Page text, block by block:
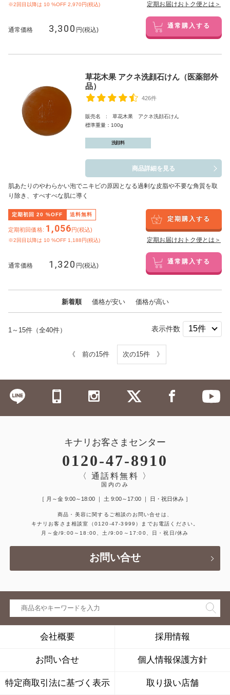
※2回目以降は 10 %OFF 2,970円(税込) 定期お届けおトク便とは＞
通常価格 3,300 円(税込) 通常購入する
草花木果 アクネ洗顔石けん（医薬部外
品）
426件
販売名 : 草花木果 アクネ洗顔石けん
標準重量：100g
洗顔料
商品詳細を見る
肌あたりのやわらかい泡でニキビの原因となる過剰な皮脂や不要な角質を取
り除き、すべすべな肌に導く
定期初回 20 %OFF 送料無料
定期初回価格: 1,056円(税込)
※2回目以降は 10 %OFF 1,188円(税込)
定期購入する
定期お届けおトク便とは＞
通常価格 1,320 円(税込) 通常購入する
新着順 価格が安い 価格が高い
1～15件（全40件） 表示件数
《 前の15件 次の15件 》
キナリお客さまセンター
0120-47-8910
〈 通話料無料 〉
国内のみ
［ 月～金 9:00～18:00 ｜ 土 9:00～17:00 ｜ 日・祝日休み ］
商品・美容に関するご相談のお問い合せは、
キナリお客さま相談室
（0120-47-3999）
までお電話ください。
月～金/9:00～18:00、土/9:00～17:00、日・祝日/休み
お問い合せ
会社概要 採用情報
お問い合せ 個人情報保護方針
特定商取引法に基づく表示 取り扱い店舗